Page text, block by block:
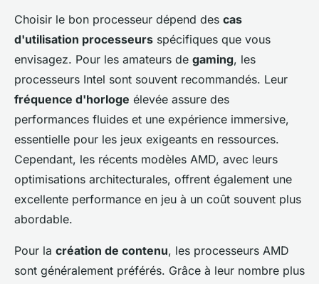
Choisir le bon processeur dépend des cas
d'utilisation processeurs spécifiques que vous
envisagez. Pour les amateurs de gaming, les
processeurs Intel sont souvent recommandés. Leur
fréquence d'horloge élevée assure des
performances fluides et une expérience immersive,
essentielle pour les jeux exigeants en ressources.
Cependant, les récents modèles AMD, avec leurs
optimisations architecturales, offrent également une
excellente performance en jeu à un coût souvent plus
abordable.
Pour la création de contenu, les processeurs AMD
sont généralement préférés. Grâce à leur nombre plus